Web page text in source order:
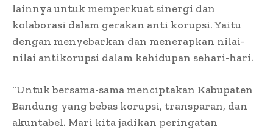
lainnya untuk memperkuat sinergi dan
kolaborasi dalam gerakan anti korupsi. Yaitu
dengan menyebarkan dan menerapkan nilai-
nilai antikorupsi dalam kehidupan sehari-hari.
“Untuk bersama-sama menciptakan Kabupaten
Bandung yang bebas korupsi, transparan, dan
akuntabel. Mari kita jadikan peringatan